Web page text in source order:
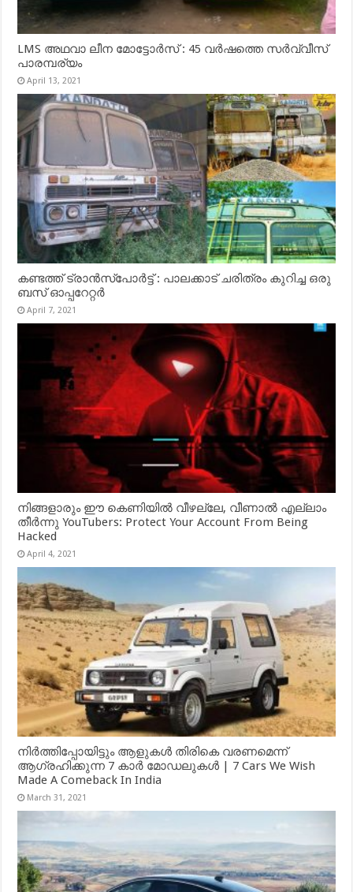
LMS അഥവാ ലീന മോട്ടോർസ് : 45 വർഷത്തെ സർവ്വീസ്
പാരമ്പര്യം
April 13, 2021
കണ്ടത്ത് ട്രാൻസ്‌പോർട്ട് : പാലക്കാട് ചരിത്രം കുറിച്ച ഒരു
ബസ് ഓപ്പറേറ്റർ
April 7, 2021
നിങ്ങളാരും ഈ കെണിയിൽ വീഴല്ലേ, വീണാൽ എല്ലാം
തീർന്നു YouTubers: Protect Your Account From Being
Hacked
April 4, 2021
നിർത്തിപ്പോയിട്ടും ആളുകൾ തിരികെ വരണമെന്ന്
ആഗ്രഹിക്കുന്ന 7 കാർ മോഡലുകൾ | 7 Cars We Wish
Made A Comeback In India
March 31, 2021